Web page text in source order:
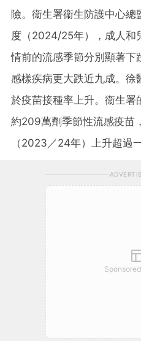
險。衞生署衞生防護中心
度（2024/25年），成人和
情前的流感季節分別顯著
感樣疾病更大跌近九成。
於疫苗接種率上升。衞生
約209萬劑季節性流感疫苗
（2023／24年）上升超過